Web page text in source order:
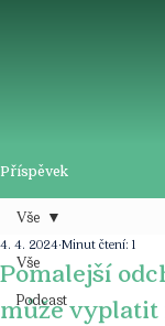
Příspěvek
Vše
Podcast
Vše
Pomalejší
může
4. 4. 2024 Minut čtení: 1